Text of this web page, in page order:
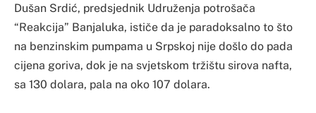
Dušan Srdić, predsjednik Udruženja potrošača
“Reakcija” Banjaluka, ističe da je paradoksalno to što
na benzinskim pumpama u Srpskoj nije došlo do pada
cijena goriva, dok je na svjetskom tržištu sirova nafta,
sa 130 dolara, pala na oko 107 dolara.